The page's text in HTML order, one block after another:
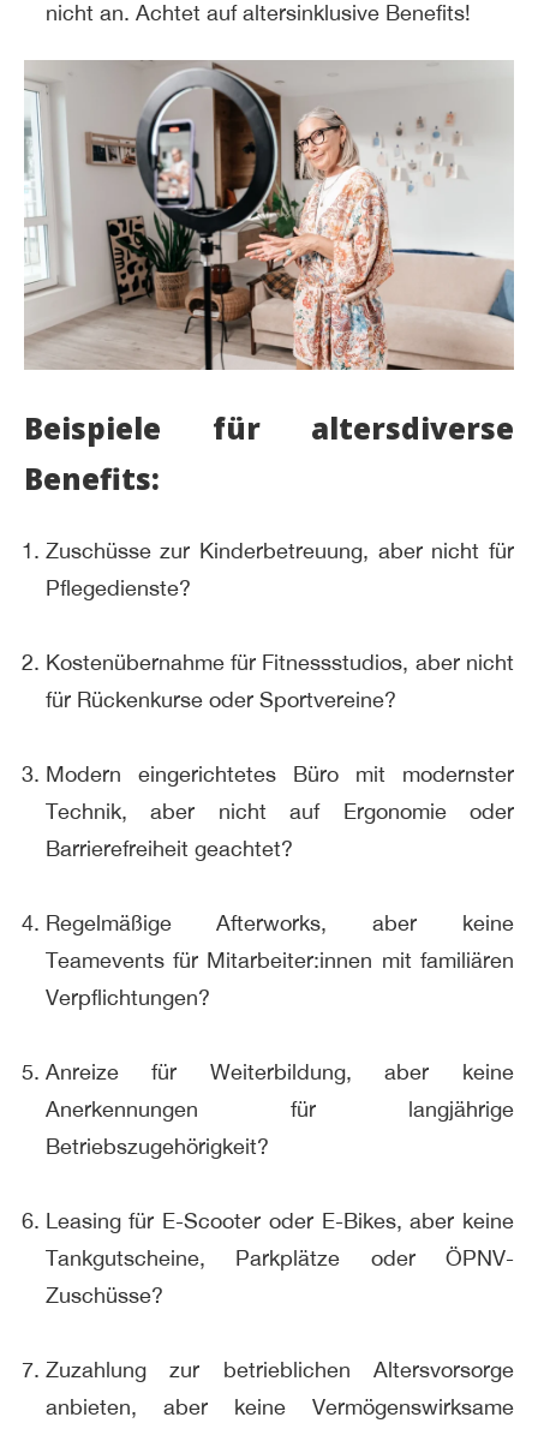
nicht an. Achtet auf altersinklusive Benefits!
Beispiele für altersdiverse
Benefits:
Zuschüsse zur Kinderbetreuung, aber nicht für
Pflegedienste?
Kostenübernahme für Fitnessstudios, aber nicht
für Rückenkurse oder Sportvereine?
Modern eingerichtetes Büro mit modernster
Technik, aber nicht auf Ergonomie oder
Barrierefreiheit geachtet?
Regelmäßige Afterworks, aber keine
Teamevents für Mitarbeiter:innen mit familiären
Verpflichtungen?
Anreize für Weiterbildung, aber keine
Anerkennungen für langjährige
Betriebszugehörigkeit?
Leasing für E-Scooter oder E-Bikes, aber keine
Tankgutscheine, Parkplätze oder ÖPNV-
Zuschüsse?
Zuzahlung zur betrieblichen Altersvorsorge
anbieten, aber keine Vermögenswirksame